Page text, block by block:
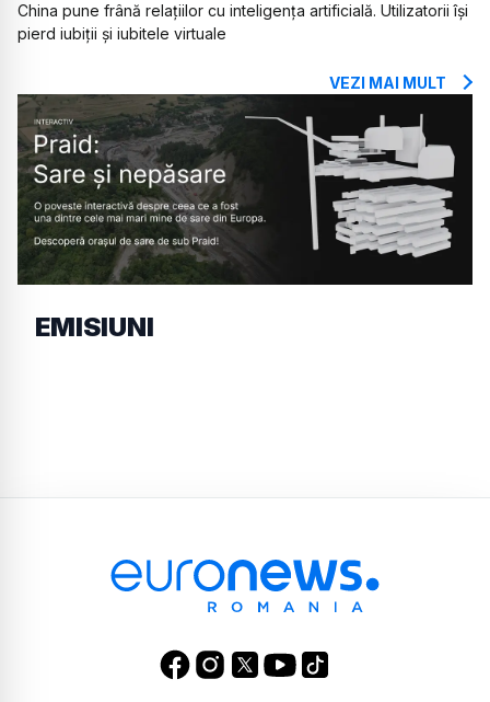
China pune frână relațiilor cu inteligența artificială. Utilizatorii își
pierd iubiții și iubitele virtuale
VEZI MAI MULT
EMISIUNI